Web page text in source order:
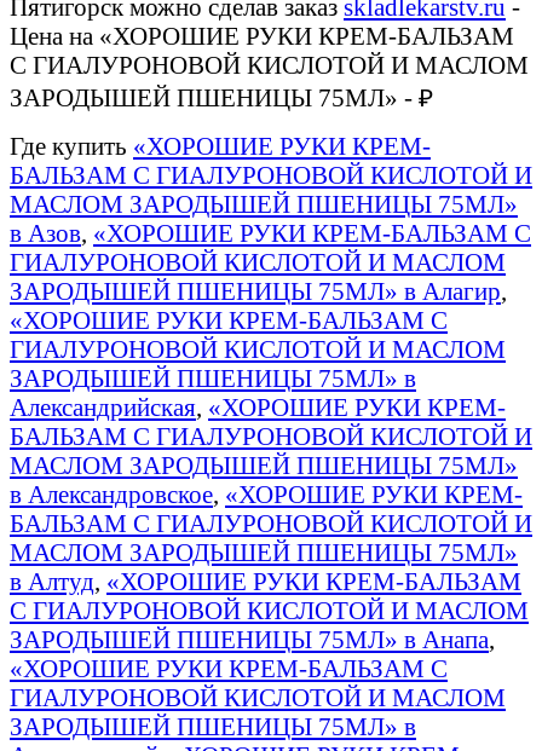
Пятигорск можно сделав заказ skladlekarstv.ru -
Цена на «ХОРОШИЕ РУКИ КРЕМ-БАЛЬЗАМ
С ГИАЛУРОНОВОЙ КИСЛОТОЙ И МАСЛОМ
ЗАРОДЫШЕЙ ПШЕНИЦЫ 75МЛ» - ₽
Где купить «ХОРОШИЕ РУКИ КРЕМ-
БАЛЬЗАМ С ГИАЛУРОНОВОЙ КИСЛОТОЙ И
МАСЛОМ ЗАРОДЫШЕЙ ПШЕНИЦЫ 75МЛ»
в Азов, «ХОРОШИЕ РУКИ КРЕМ-БАЛЬЗАМ С
ГИАЛУРОНОВОЙ КИСЛОТОЙ И МАСЛОМ
ЗАРОДЫШЕЙ ПШЕНИЦЫ 75МЛ» в Алагир,
«ХОРОШИЕ РУКИ КРЕМ-БАЛЬЗАМ С
ГИАЛУРОНОВОЙ КИСЛОТОЙ И МАСЛОМ
ЗАРОДЫШЕЙ ПШЕНИЦЫ 75МЛ» в
Александрийская, «ХОРОШИЕ РУКИ КРЕМ-
БАЛЬЗАМ С ГИАЛУРОНОВОЙ КИСЛОТОЙ И
МАСЛОМ ЗАРОДЫШЕЙ ПШЕНИЦЫ 75МЛ»
в Александровское, «ХОРОШИЕ РУКИ КРЕМ-
БАЛЬЗАМ С ГИАЛУРОНОВОЙ КИСЛОТОЙ И
МАСЛОМ ЗАРОДЫШЕЙ ПШЕНИЦЫ 75МЛ»
в Алтуд, «ХОРОШИЕ РУКИ КРЕМ-БАЛЬЗАМ
С ГИАЛУРОНОВОЙ КИСЛОТОЙ И МАСЛОМ
ЗАРОДЫШЕЙ ПШЕНИЦЫ 75МЛ» в Анапа,
«ХОРОШИЕ РУКИ КРЕМ-БАЛЬЗАМ С
ГИАЛУРОНОВОЙ КИСЛОТОЙ И МАСЛОМ
ЗАРОДЫШЕЙ ПШЕНИЦЫ 75МЛ» в